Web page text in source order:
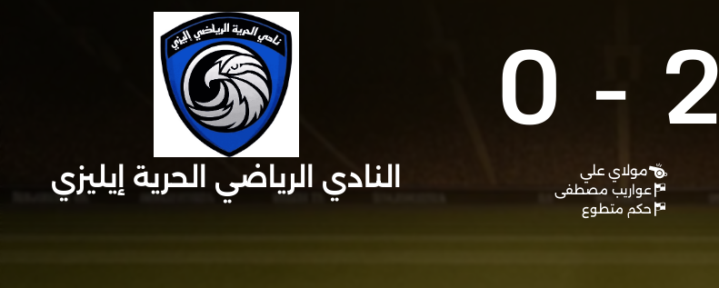
2
-
0
مولاي علي
عواريب مصطفى
حكم متطوع
النادي الرياضي الحرية إيليزي